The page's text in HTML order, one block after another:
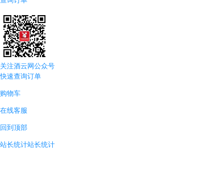
关注酒云网公众号
快速查询订单
购物车
在线客服
回到顶部
站长统计站长统计